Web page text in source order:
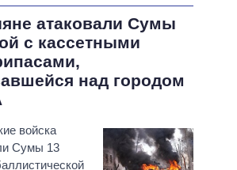
атаковали Сумы
с кассетными
над городом
войска
Сумы 13